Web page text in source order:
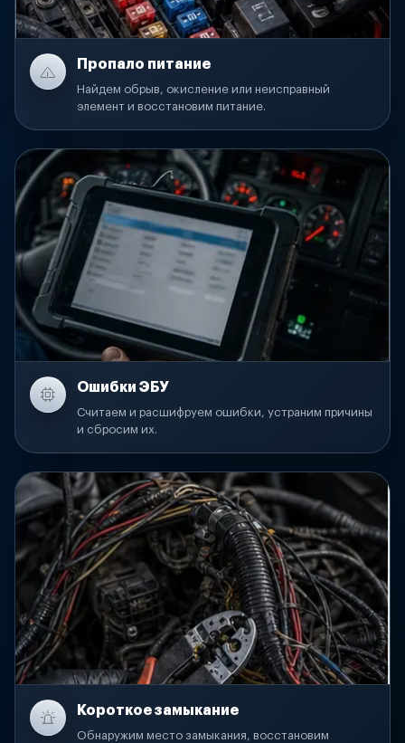
Пропало питание
Найдем обрыв, окисление или неисправный
элемент и восстановим питание.
Ошибки ЭБУ
Считаем и расшифруем ошибки, устраним причины
и сбросим их.
Короткое замыкание
Обнаружим место замыкания, восстановим